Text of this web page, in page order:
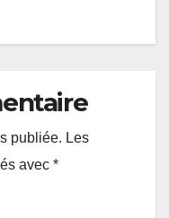
publiée. Les
avec *